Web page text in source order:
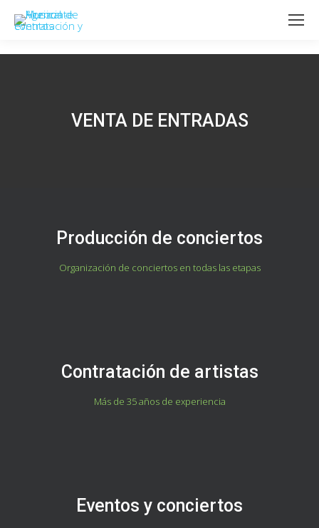
VENTA DE ENTRADAS
Producción de conciertos
Organización de conciertos en todas las etapas
Contratación de artistas
Más de 35 años de experiencia
Eventos y conciertos